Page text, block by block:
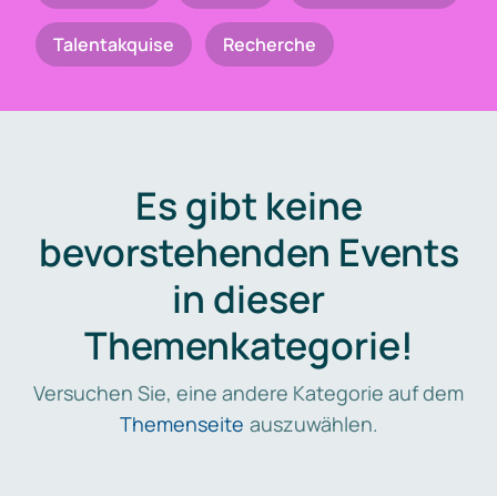
Talentakquise Recherche
Es gibt keine
bevorstehenden Events
in dieser
Themenkategorie!
Versuchen Sie, eine andere Kategorie auf dem
Themenseite auszuwählen.